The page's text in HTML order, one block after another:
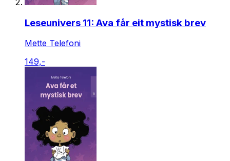
Leseunivers 11: Ava får eit mystisk brev
Mette Telefoni
149,-